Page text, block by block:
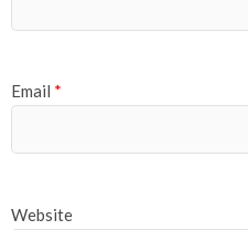
Email *
Website